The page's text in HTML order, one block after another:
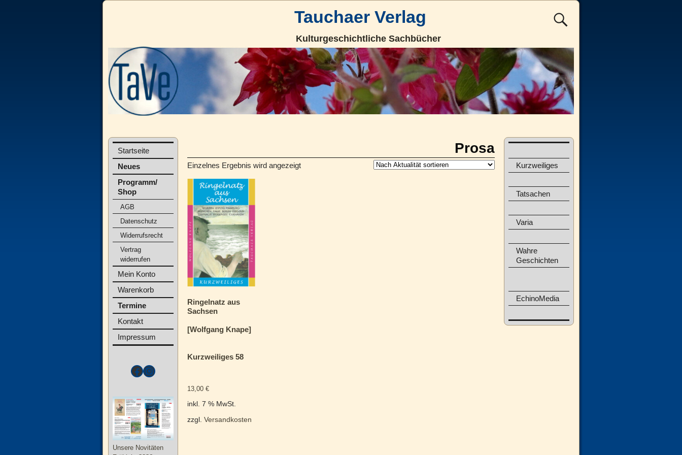
Tauchaer Verlag
Kulturgeschichtliche Sachbücher
Prosa
Einzelnes Ergebnis wird angezeigt
Ringelnatz aus
Sachsen
[Wolfgang Knape]
Kurzweiliges 58
13,00€
inkl. 7 % MwSt.
zzgl.Versandkosten
Startseite
Neues
Programm/
Shop
AGB
Datenschutz
Widerrufsrecht
Vertrag
widerrufen
Mein Konto
Warenkorb
Termine
Kontakt
Impressum
Unsere Novitäten
Kurzweiliges
Tatsachen
Varia
Wahre
Geschichten
EchinoMedia